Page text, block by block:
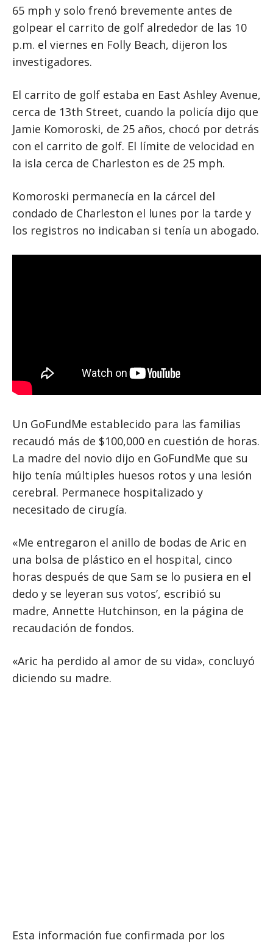
65 mph y solo frenó brevemente antes de
golpear el carrito de golf alrededor de las 10
p.m. el viernes en Folly Beach, dijeron los
investigadores.
El carrito de golf estaba en East Ashley Avenue,
cerca de 13th Street, cuando la policía dijo que
Jamie Komoroski, de 25 años, chocó por detrás
con el carrito de golf. El límite de velocidad en
la isla cerca de Charleston es de 25 mph.
Komoroski permanecía en la cárcel del
condado de Charleston el lunes por la tarde y
los registros no indicaban si tenía un abogado.
Un GoFundMe establecido para las familias
recaudó más de $100,000 en cuestión de horas.
La madre del novio dijo en GoFundMe que su
hijo tenía múltiples huesos rotos y una lesión
cerebral. Permanece hospitalizado y
necesitado de cirugía.
«Me entregaron el anillo de bodas de Aric en
una bolsa de plástico en el hospital, cinco
horas después de que Sam se lo pusiera en el
dedo y se leyeran sus votos’, escribió su
madre, Annette Hutchinson, en la página de
recaudación de fondos.
«Aric ha perdido al amor de su vida», concluyó
diciendo su madre.
Esta información fue confirmada por los